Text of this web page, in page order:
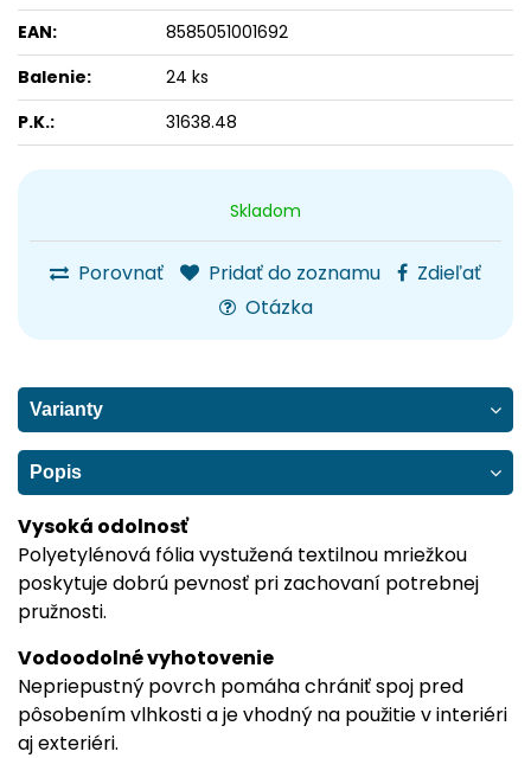
Skladom
Porovnať Pridať do zoznamu
Zdieľať
Otázka
EAN:
8585051001692
Balenie:
24 ks
P.K.:
31638.48
Varianty
Popis
Vysoká odolnosť
Polyetylénová fólia vystužená textilnou mriežkou
poskytuje dobrú pevnosť pri zachovaní potrebnej
pružnosti.
Vodoodolné vyhotovenie
Nepriepustný povrch pomáha chrániť spoj pred
pôsobením vlhkosti a je vhodný na použitie v interiéri
aj exteriéri.